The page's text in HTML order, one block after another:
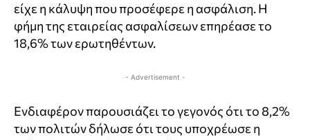
είχε η κάλυψη που προσέφερε η ασφάλιση. Η
φήμη της εταιρείας ασφαλίσεων επηρέασε το
18,6% των ερωτηθέντων.
- Advertisement -
Ενδιαφέρον παρουσιάζει το γεγονός ότι το 8,2%
των πολιτών δήλωσε ότι τους υποχρέωσε η